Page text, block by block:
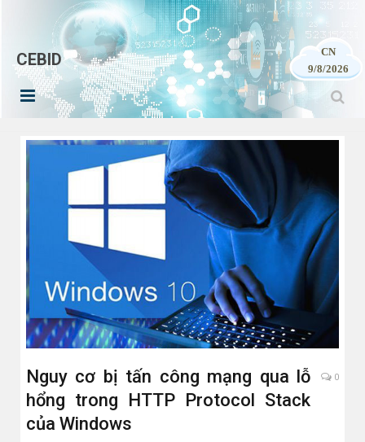
CEBID
CN
9/8/2026
Nguy cơ bị tấn công mạng qua lỗ
hổng trong HTTP Protocol Stack
của Windows
0